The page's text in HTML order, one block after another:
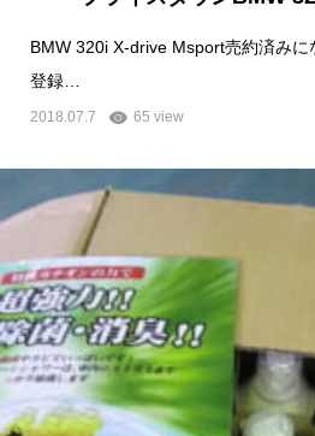
BMW 320i X-drive Msport売約済みに
登録…
2018.07.7 65 view